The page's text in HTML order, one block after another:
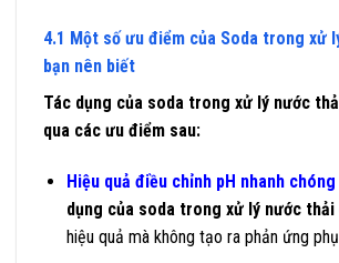
4.1 Một số ưu điểm của Soda trong xử
bạn nên biết
Tác dụng của soda trong xử lý nước
qua các ưu điểm sau:
Hiệu quả điều chỉnh pH nhanh
dụng của soda trong xử lý nước thải
hiệu quả mà không tạo ra phản ứng